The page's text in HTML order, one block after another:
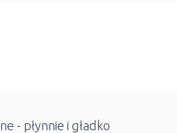
- płynnie i gładko